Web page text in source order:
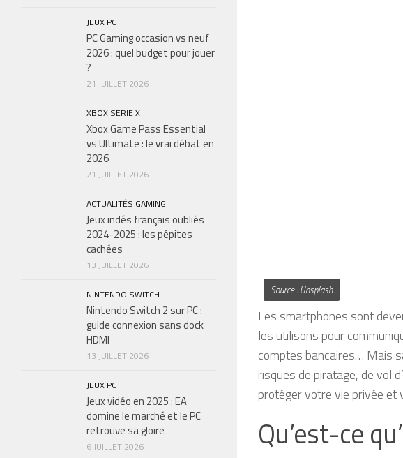
Source : Unsplash
Les smartphones sont
les utilisons pour
comptes bancaires… Mais
risques de piratage, de vol
protéger votre vie privée et
Qu’est-ce
JEUX PC
PC Gaming occasion vs neuf
2026 : quel budget pour jouer
?
21 JUILLET 2026
XBOX SERIE X
Xbox Game Pass Essential
vs Ultimate : le vrai débat en
2026
21 JUILLET 2026
ACTUALITÉS GAMING
Jeux indés français oubliés
2024-2025 : les pépites
cachées
13 JUILLET 2026
NINTENDO SWITCH
Nintendo Switch 2 sur PC :
guide connexion sans dock
HDMI
13 JUILLET 2026
JEUX PC
Jeux vidéo en 2025 : EA
domine le marché et le PC
retrouve sa gloire
6 JUILLET 2026